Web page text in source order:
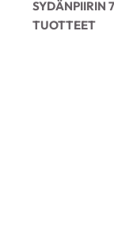
SYDÄNPIIRIN
TUOTTEET